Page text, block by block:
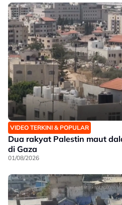
VIDEO TERKINI & POPULAR
Dua rakyat Palestin maut
di Gaza
01/08/2026